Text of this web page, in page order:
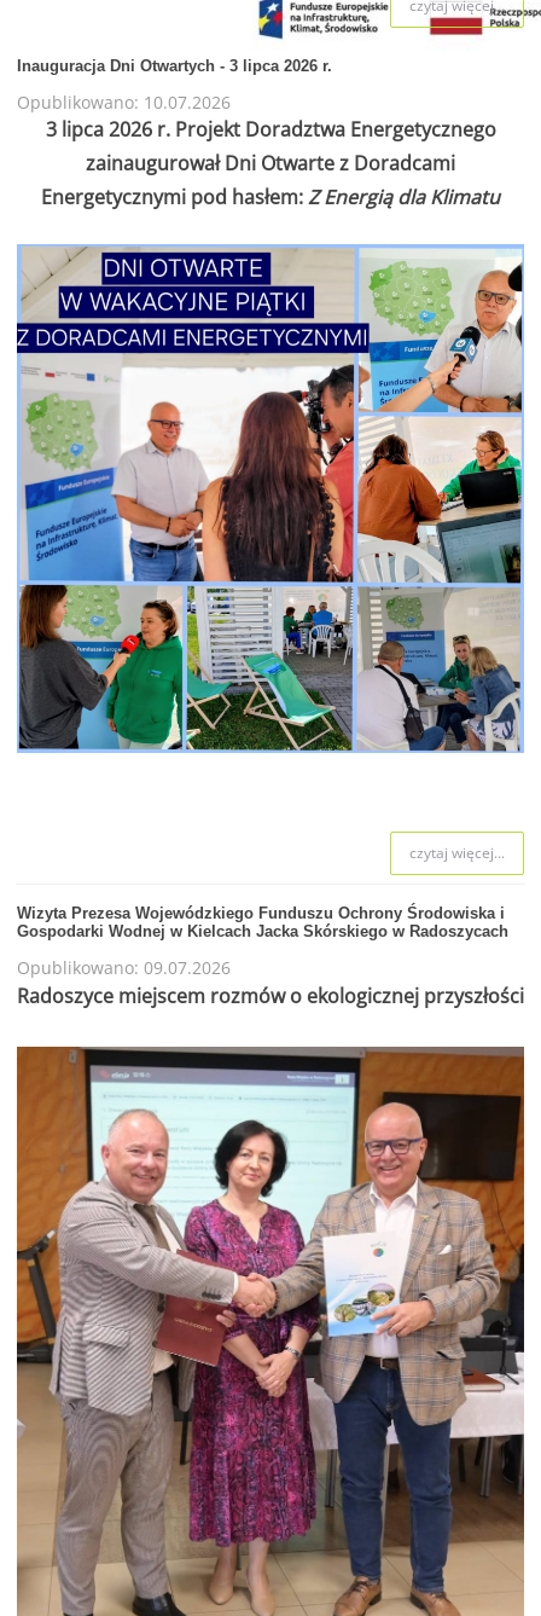
czytaj więcej...
Inauguracja Dni Otwartych - 3 lipca 2026 r.
Opublikowano: 10.07.2026
3 lipca 2026 r. Projekt Doradztwa Energetycznego
zainaugurował Dni Otwarte z Doradcami
Energetycznymi pod hasłem:Z Energią dla Klimatu
czytaj więcej...
Wizyta Prezesa Wojewódzkiego Funduszu Ochrony Środowiska i
Gospodarki Wodnej w Kielcach Jacka Skórskiego w Radoszycach
Opublikowano: 09.07.2026
Radoszyce miejscem rozmów o ekologicznej przyszłości